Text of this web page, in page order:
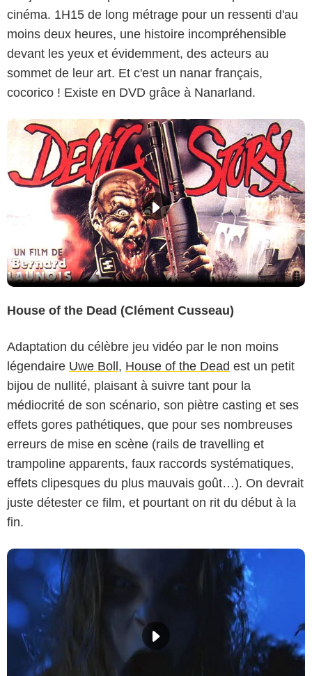
cinéma. 1H15 de long métrage pour un ressenti d'au
moins deux heures, une histoire incompréhensible
devant les yeux et évidemment, des acteurs au
sommet de leur art. Et c'est un nanar français,
cocorico ! Existe en DVD grâce à Nanarland.
House of the Dead (Clément Cusseau)
Adaptation du célèbre jeu vidéo par le non moins
légendaire Uwe Boll , House of the Dead est un petit
bijou de nullité, plaisant à suivre tant pour la
médiocrité de son scénario, son piètre casting et ses
effets gores pathétiques, que pour ses nombreuses
erreurs de mise en scène (rails de travelling et
trampoline apparents, faux raccords systématiques,
effets clipesques du plus mauvais goût…). On devrait
juste détester ce film, et pourtant on rit du début à la
fin.